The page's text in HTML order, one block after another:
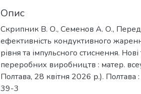
Опис
Скрипник В. О., Семенов А. О.,
ефективність кондуктивного
рівня та імпульсного стиснення.
переробних виробництв : матер.
Полтава, 28 квітня 2026 р.).
39-3